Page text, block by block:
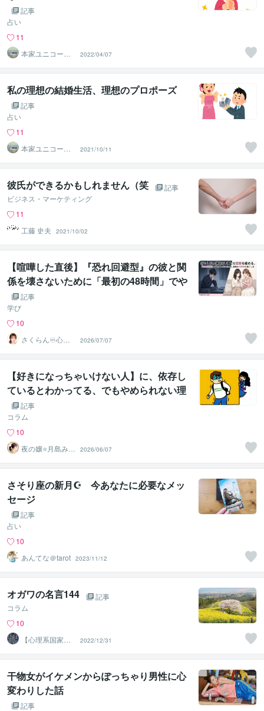
記事
占い
11
本家ユニコーン
の使者桜10周年
ありがとう
2022/04/07
私の理想の結婚生活、理想のプロポーズ
記事
占い
11
本家ユニコーン
の使者桜10周年
ありがとう
2021/10/11
彼氏ができるかもしれません（笑
記事
ビジネス・マーケティング
11
工藤 史夫
2021/10/02
【喧嘩した直後】『恐れ回避型』の彼と関
係を壊さないために「最初の48時間」でや
ること・やらないこと
記事
学び
10
さくらん♾️心理
カウンセラー✨
❤️✨
2026/07/07
【好きになっちゃいけない人】に、依存し
ているとわかってる、でもやめられない理
由 記事
コラム
10
夜の嬢⭐月島みと
｜複雑恋愛カウ
ンセラー
2026/06/07
さそり座の新月☪ 今あなたに必要なメッ
セージ
記事
占い
10
あんてな＠tarot 2023/11/12
オガワの名言144
記事
コラム
10
【心理系国家資
格有】カウンセ
ラー おがわ
2022/12/31
干物女がイケメンからぽっちゃり男性に心
変わりした話
記事